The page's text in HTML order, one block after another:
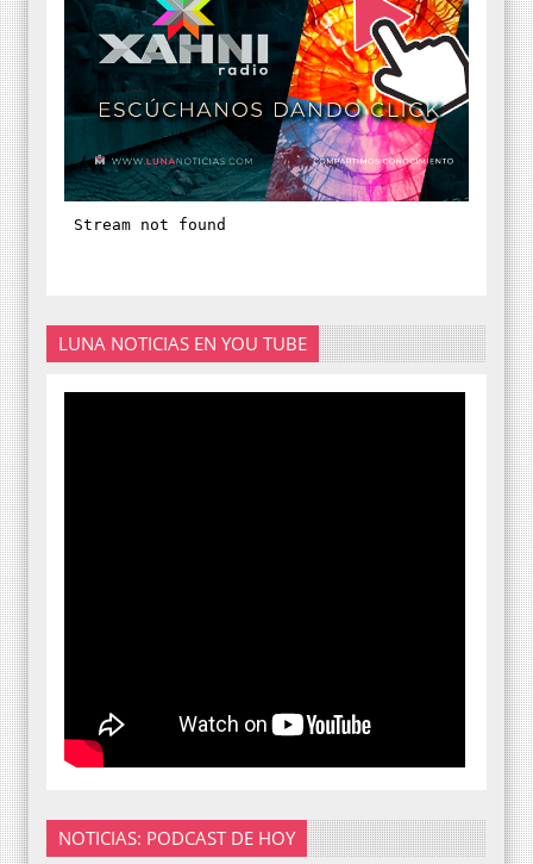
LUNA NOTICIAS EN YOU TUBE
NOTICIAS: PODCAST DE HOY